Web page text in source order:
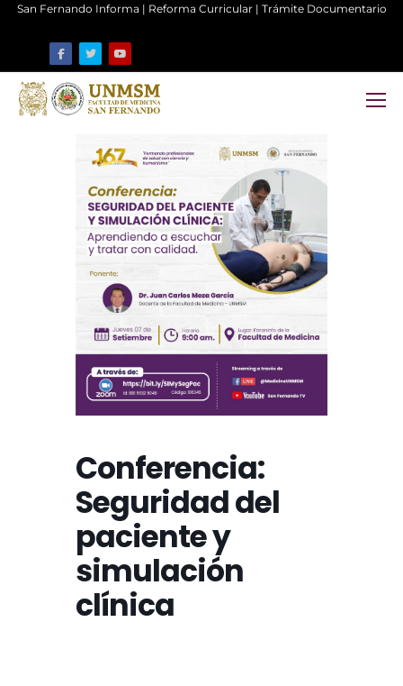
San Fernando Informa | Reforma Curricular| Trámite Documentario
Conferencia:
Seguridad del
paciente y
simulación
clínica